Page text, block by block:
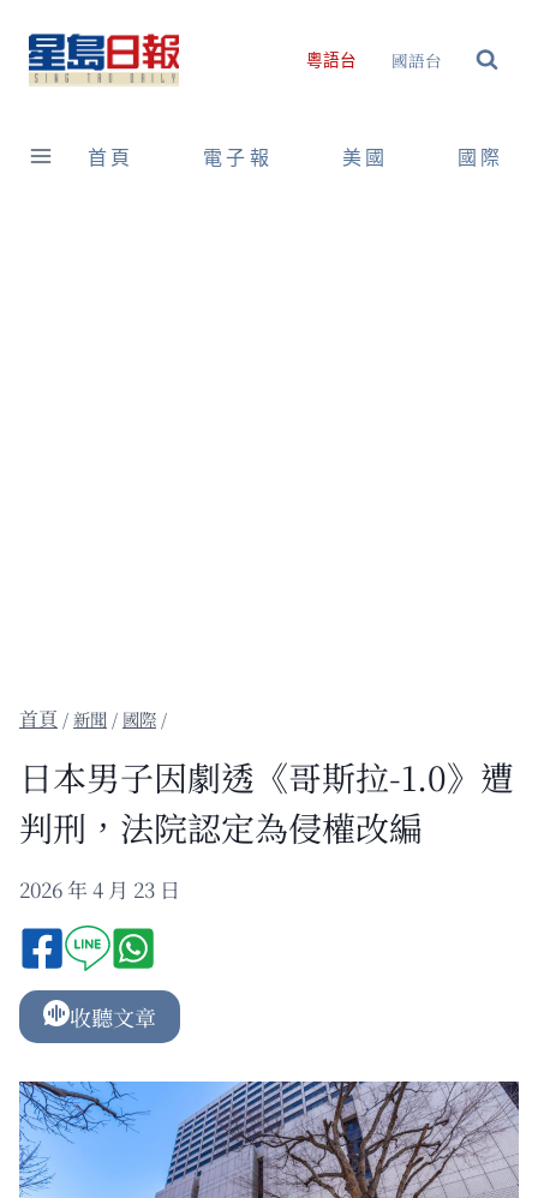
content
粵語台 國語台
首頁 電子報 美國 國際
/新聞 / 國際 /
日本男子因劇透《哥斯拉-1.0》遭
判刑，法院認定為侵權改編
2026 年 4 月 23 日
收聽文章